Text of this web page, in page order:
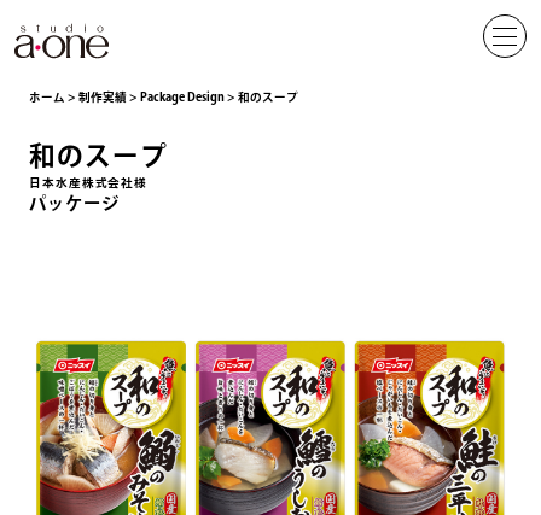
ホーム > 制作実績> Package Design> 和のスープ
和のスープ
日本水産株式会社様
パッケージ